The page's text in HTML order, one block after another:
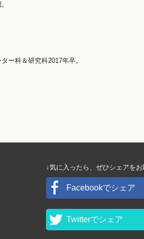
ー科＆研究科2017年卒。
↓気に入ったら、ぜひシェアをお
Facebookでシェア
Twitterでシェア